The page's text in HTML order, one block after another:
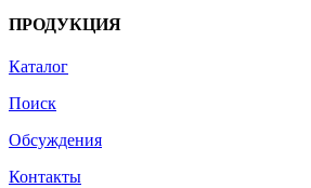
ПРОДУКЦИЯ
Каталог
Поиск
Обсуждения
Контакты